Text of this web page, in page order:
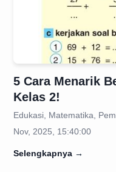
5 Cara Menarik
Kelas 2!
Edukasi, Matematika,
Nov, 2025, 15:40:00
Selengkapnya →